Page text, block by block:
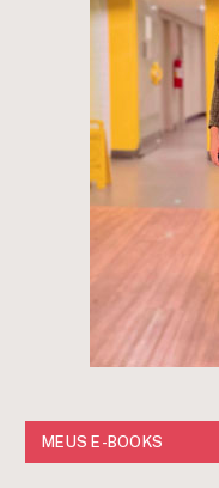
MEUS E-BOOKS